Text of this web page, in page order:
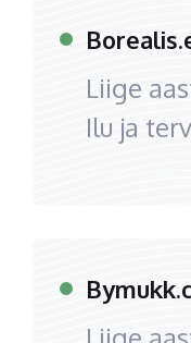
Liige
Ilu ja